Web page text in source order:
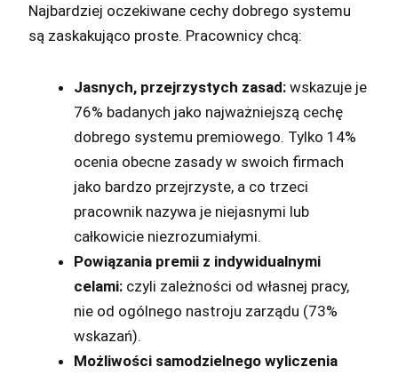
Najbardziej oczekiwane cechy dobrego systemu
są zaskakująco proste. Pracownicy chcą:
Jasnych, przejrzystych zasad:wskazuje je
76% badanych jako najważniejszą cechę
dobrego systemu premiowego. Tylko 14%
ocenia obecne zasady w swoich firmach
jako bardzo przejrzyste, a co trzeci
pracownik nazywa je niejasnymi lub
całkowicie niezrozumiałymi.
Powiązania premii z indywidualnymi
celami: czyli zależności od własnej pracy,
nie od ogólnego nastroju zarządu (73%
wskazań).
Możliwości samodzielnego wyliczenia